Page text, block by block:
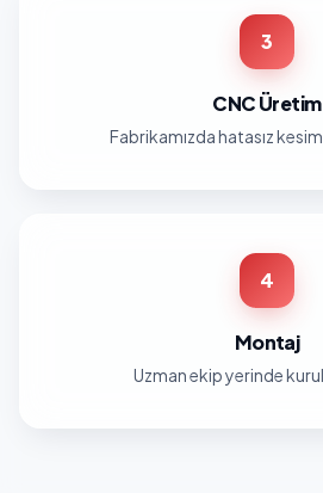
3
CNC Üretim
Fabrikamızda hatasız
4
Montaj
Uzman ekip yerinde